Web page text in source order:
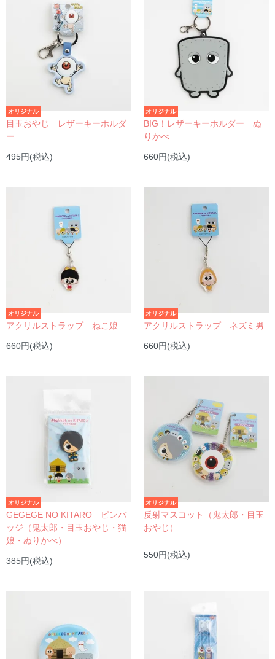
オリジナル
目玉おやじ レザーキーホルダ
ー
495円(税込)
オリジナル
BIG！レザーキーホルダー ぬ
りかべ
660円(税込)
オリジナル
アクリルストラップ ねこ娘
660円(税込)
オリジナル
アクリルストラップ ネズミ男
660円(税込)
オリジナル
GEGEGE NO KITARO ピンバ
ッジ（鬼太郎・目玉おやじ・猫
娘・ぬりかべ）
385円(税込)
オリジナル
反射マスコット（鬼太郎・目玉
おやじ）
550円(税込)